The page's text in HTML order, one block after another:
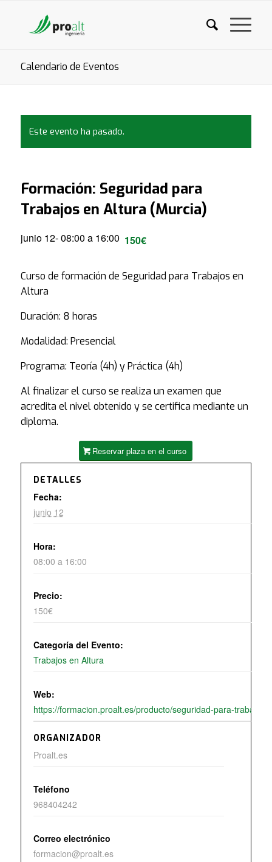
Calendario de Eventos
Este evento ha pasado.
Formación: Seguridad para
Trabajos en Altura (Murcia)
junio 12- 08:00 a 16:00 150€
Curso de formación de Seguridad para Trabajos en
Altura
Duración: 8 horas
Modalidad: Presencial
Programa: Teoría (4h) y Práctica (4h)
Al finalizar el curso se realiza un examen que
acredita el nivel obtenido y se certifica mediante un
diploma.
Reservar plaza en el curso
DETALLES
Fecha:
junio 12
Hora:
08:00 a 16:00
Precio:
150€
Categoría del Evento:
Trabajos en Altura
Web:
https://formacion.proalt.es/producto/seguridad-para-trabajos-
ORGANIZADOR
Proalt.es
Teléfono
968404242
Correo electrónico
formacion@proalt.es